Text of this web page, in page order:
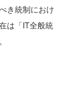
き統制におけ
は「IT全般統